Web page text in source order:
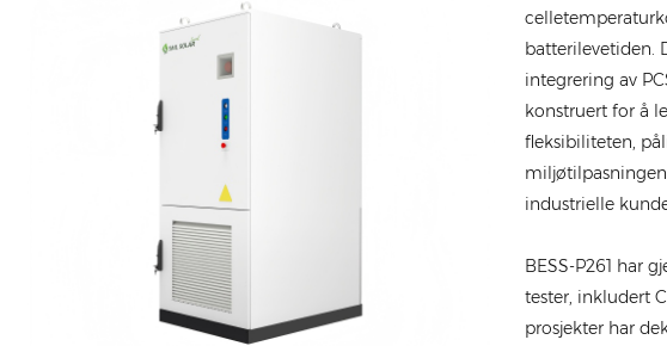
batterilevetiden.
integrering av
konstruert for å
fleksibiliteten,
industrielle
BESS-P261 har
tester, inkludert
prosjekter har